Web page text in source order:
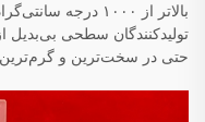
بالاتر از ۱۰۰۰
تولیدکنندگان سطحی بی‌بدیل
حتی در سخت‌ترین و